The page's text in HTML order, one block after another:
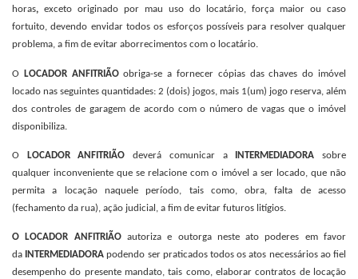
horas, exceto originado por mau uso do locatário, força maior ou caso
fortuito, devendo envidar todos os esforços possíveis para resolver qualquer
problema, a fim de evitar aborrecimentos com o locatário.
O LOCADOR ANFITRIÃOobriga-se a fornecer cópias das chaves do imóvel
locado nas seguintes quantidades: 2 (dois) jogos, mais 1(um) jogo reserva, além
dos controles de garagem de acordo com o número de vagas que o imóvel
disponibiliza.
O LOCADOR ANFITRIÃOdeverá comunicar a INTERMEDIADORA sobre
qualquer inconveniente que se relacione com o imóvel a ser locado, que não
permita a locação naquele período, tais como, obra, falta de acesso
(fechamento da rua), ação judicial, a fim de evitar futuros litígios.
O LOCADOR ANFITRIÃO autoriza e outorga neste ato poderes em favor
da
INTERMEDIADORA podendo ser praticados todos os atos necessários ao fiel
desempenho do presente mandato, tais como, elaborar contratos de locação